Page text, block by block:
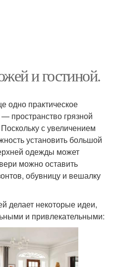
и гостиной.
одно практическое
пространство грязной
с увеличением
установить большой
одежды может
можно оставить
обувницу и вешалку
делает некоторые идеи,
и привлекательными: